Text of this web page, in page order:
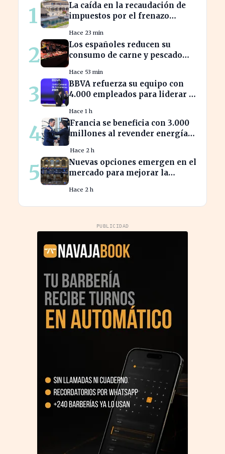
1
La caída en la recaudación de
impuestos por el frenazo
presupuesto balear
Hace 23 min
2
Los españoles reducen su
consumo de carne y pescado
Hace 53 min
3
BBVA refuerza su equipo con
4.000 empleados para liderar la
Hace 1 h
4
Francia se beneficia con 3.000
millones al revender energía
Hace 2 h
5
Nuevas opciones emergen en el
mercado para mejorar la
Hace 2 h
PUBLICIDAD